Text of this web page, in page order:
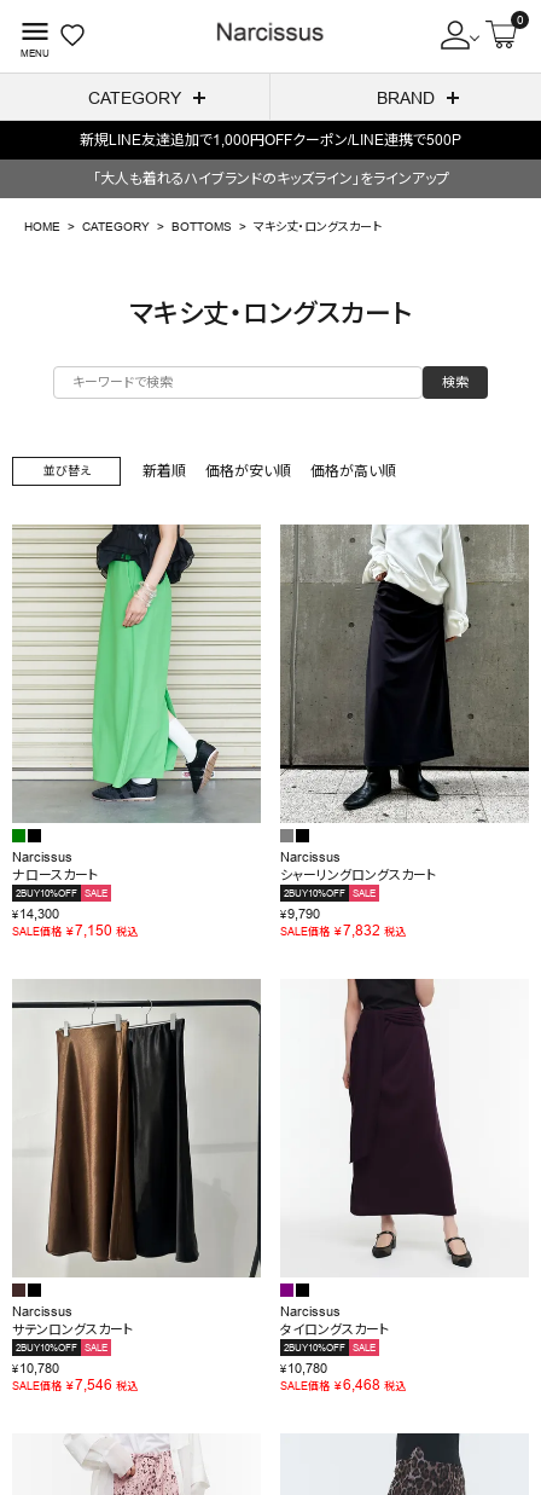
menu
MENU
0
CATEGORY BRAND
ようこそ ゲスト 様
search
NEW IN
BRAND
SALE
OUTLET
RANKING
RE STOCK
COMING SOON
TOPICS
JOURNAL
INFORMATION
RECRUIT
はじめてご利用の方へ
お問い合わせ
新規LINE友達追加で1,000円OFFクーポン/LINE連携で500P
「大人も着れるハイブランドのキッズライン」をラインアップ
HOME CATEGORY BOTTOMS マキシ丈・ロングスカート
マキシ丈・ロングスカート
検索
並び替え 新着順 価格が安い順 価格が高い順
Narcissus
ナロースカート
2BUY10%OFF SALE
¥14,300
SALE価格 ¥7,150 税込
Narcissus
シャーリングロングスカート
2BUY10%OFF SALE
¥9,790
SALE価格 ¥7,832 税込
Narcissus
サテンロングスカート
2BUY10%OFF SALE
¥10,780
SALE価格 ¥7,546 税込
Narcissus
タイロングスカート
2BUY10%OFF SALE
¥10,780
SALE価格 ¥6,468 税込